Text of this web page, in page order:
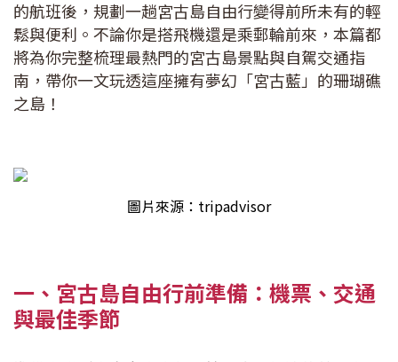
的航班後，規劃一趟宮古島自由行變得前所未有的輕
鬆與便利。不論你是搭飛機還是乘郵輪前來，本篇都
將為你完整梳理最熱門的宮古島景點與自駕交通指
南，帶你一文玩透這座擁有夢幻「宮古藍」的珊瑚礁
之島！
圖片來源：tripadvisor
一、宮古島自由行前準備：機票、交通
與最佳季節